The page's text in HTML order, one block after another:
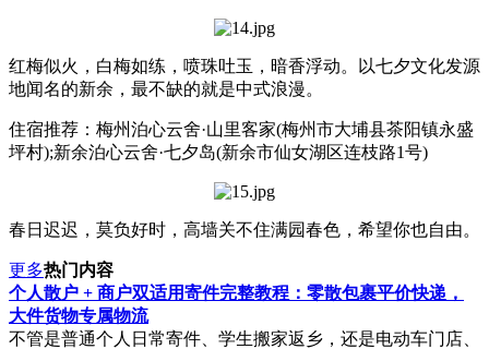
红梅似火，白梅如练，喷珠吐玉，暗香浮动。以七夕文化发源
地闻名的新余，最不缺的就是中式浪漫。
住宿推荐：梅州泊心云舍·山里客家(梅州市大埔县茶阳镇永盛
坪村);新余泊心云舍·七夕岛(新余市仙女湖区连枝路1号)
春日迟迟，莫负好时，高墙关不住满园春色，希望你也自由。
更多热门内容
个人散户 + 商户双适用寄件完整教程：零散包裹平价快递，
大件货物专属物流
不管是普通个人日常寄件、学生搬家返乡，还是电动车门店、